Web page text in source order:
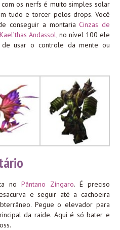
os nerfs é muito simples solar
tudo e torcer pelos drops. Você
conseguir a montariaCinzas de
Kael’thas Andassol, no nível 100 ele
usar o controle da mente ou
no Pântano Zíngaro. É preciso
e seguir até a cachoeira
Pegue o elevador para
da raide. Aqui é só bater e